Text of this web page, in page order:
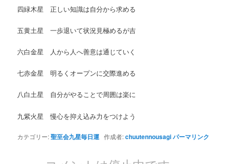
四緑木星 正しい知識は自分から求める
五黄土星 一歩退いて状況見極めるが吉
六白金星 人から人へ善意は通じていく
七赤金星 明るくオープンに交際進める
八白土星 自分がやることで周囲は楽に
九紫火星 慢心を抑え込み力をつけよう
カテゴリー:聖至会九星毎日運 作成者:chuutennousagiパーマリンク